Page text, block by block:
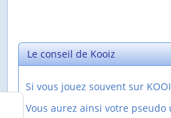
Le conseil de Kooiz
Si vous jouez souvent sur
Vous aurez ainsi votre